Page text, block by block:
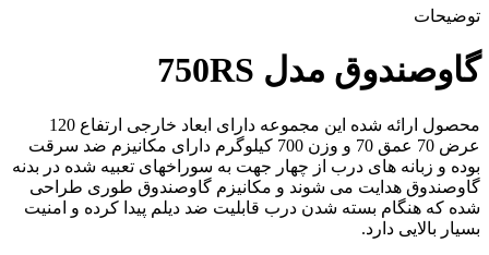
توضیحات
گاوصندوق مدل 750RS
محصول ارائه شده این مجموعه دارای ابعاد خارجی ارتفاع 120
عرض 70 عمق 70 و وزن 700 کیلوگرم دارای مکانیزم ضد سرقت
بوده و زبانه های درب از چهار جهت به سوراخهای تعبیه شده در بدنه
گاوصندوق هدایت می شوند و مکانیزم گاوصندوق طوری طراحی
شده که هنگام بسته شدن درب قابلیت ضد دیلم پیدا کرده و امنیت
بسیار بالایی دارد.